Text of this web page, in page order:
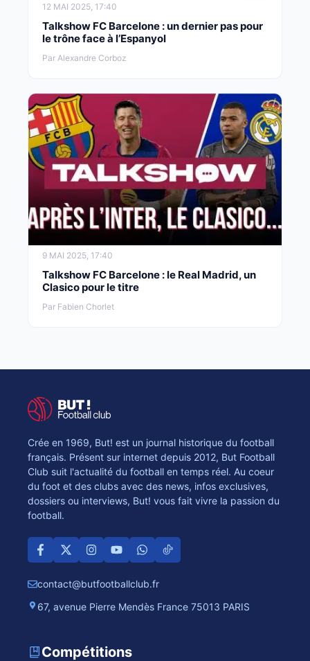
12 MAI 2025, 17:40
Talkshow FC Barcelone : un dernier pas pour
le trône face à l’Espanyol
Par Alexandre Corboz
9 MAI 2025, 17:40
Talkshow FC Barcelone : le Real Madrid, un
Clasico pour le titre
Par Fabien Chorlet
Crée en 1969, But! est un journal historique du football
français. Présent sur internet depuis 2012, But Football
Club suit l'actualité du football en temps réel. Au coeur
du foot et des clubs avec des news, infos exclusives,
dossiers ou interviews, But! vous fait vivre la passion du
football.
contact@butfootballclub.fr
67, avenue Pierre Mendès France 75013 PARIS
Compétitions